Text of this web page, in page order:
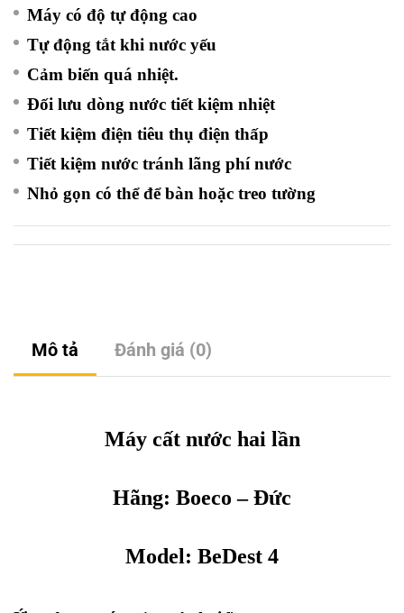
Máy có độ tự động cao
Tự động tắt khi nước yếu
Cảm biến quá nhiệt.
Đối lưu dòng nước tiết kiệm nhiệt
Tiết kiệm điện tiêu thụ điện thấp
Tiết kiệm nước tránh lãng phí nước
Nhỏ gọn có thể để bàn hoặc treo tường
Mô tả Đánh giá (0)
Máy cất nước hai lần
Hãng: Boeco – Đức
Model: BeDest 4